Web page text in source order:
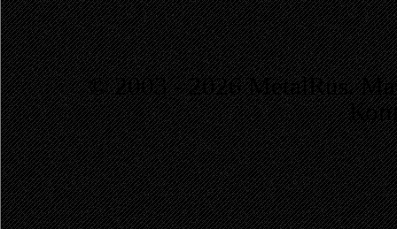
© 2003 - 2026 MetalRus.